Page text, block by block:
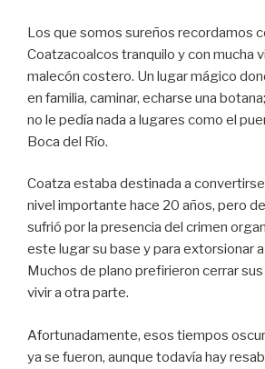
Los que somos sureños recordamos
Coatzacoalcos tranquilo y con mucha
malecón costero. Un lugar mágico
en familia, caminar, echarse una
no le pedía nada a lugares como el
Boca del Río.
Coatza estaba destinada a
nivel importante hace 20 años, pero
sufrió por la presencia del crimen
este lugar su base y para extorsionar
Muchos de plano prefirieron cerrar
vivir a otra parte.
Afortunadamente, esos tiempos
ya se fueron, aunque todavía hay